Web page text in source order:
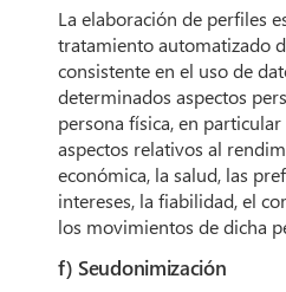
La elaboración de perfiles
tratamiento automatizado
consistente en el uso de
determinados aspectos
persona física, en
aspectos relativos al
económica, la salud, las
intereses, la fiabilidad, el
los movimientos de dicha
f) Seudonimización